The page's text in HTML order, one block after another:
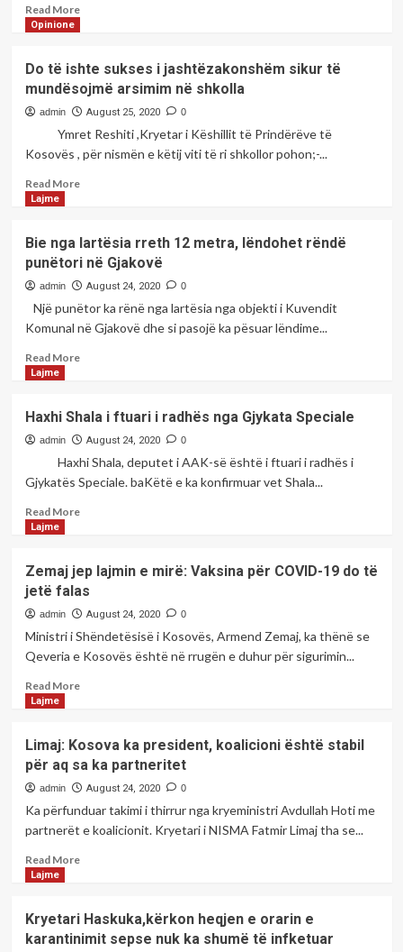
e
gjithë
ta
ndihmoi
këtë
proces
Read MoreRead
I
RI
SHKOLLOR
2020/21
VIT
NE
–
Shkruan;Msc.
Bekteshi,Drejtor
i
Prizren
Opinione
Do të ishte sukses i jashtëzakonshëm sikur të
mundësojmë arsimim në shkolla
admin August 25, 2020 0
Ymret Reshiti ,Kryetar i Këshillit të Prindërëve të
Kosovës , për nismën e këtij viti të ri shkollor pohon;-...
Read MoreRead
të
ishte
sukses
i
jashtëzakonshëm
sikur
shkolla
Lajme
Bie nga lartësia rreth 12 metra, lëndohet rëndë
punëtori në Gjakovë
admin August 24, 2020 0
Një punëtor ka rënë nga lartësia nga objekti i Kuvendit
Komunal në Gjakovë dhe si pasojë ka pësuar lëndime...
Read MoreRead
nga
lartësia
rreth
12
metra,
lëndohet
Gjakovë
Lajme
Haxhi Shala i ftuari i radhës nga Gjykata Speciale
admin August 24, 2020 0
Haxhi Shala, deputet i AAK-së është i ftuari i radhës i
Gjykatës Speciale. baKëtë e ka konfirmuar vet Shala...
Read MoreRead
Shala
i
ftuari
i
nga
Lajme
Zemaj jep lajmin e mirë: Vaksina për COVID-19 do të
jetë falas
admin August 24, 2020 0
Ministri i Shëndetësisë i Kosovës, Armend Zemaj, ka thënë se
Qeveria e Kosovës është në rrugën e duhur për sigurimin...
Read MoreRead
jep
lajmin
e
mirë:
për
jetë
falas
Lajme
Limaj: Kosova ka president, koalicioni është stabil
për aq sa ka partneritet
admin August 24, 2020 0
Ka përfunduar takimi i thirrur nga kryeministri Avdullah Hoti me
partnerët e koalicionit. Kryetari i NISMA Fatmir Limaj tha se...
Read MoreRead
Kosova
ka
Lajme
Kryetari Haskuka,kërkon heqjen e orarin e
karantinimit sepse nuk ka shumë të infketuar